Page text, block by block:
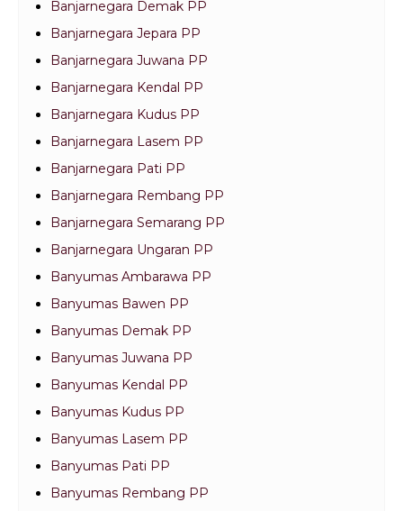
Banjarnegara Demak PP
Banjarnegara Jepara PP
Banjarnegara Juwana PP
Banjarnegara Kendal PP
Banjarnegara Kudus PP
Banjarnegara Lasem PP
Banjarnegara Pati PP
Banjarnegara Rembang PP
Banjarnegara Semarang PP
Banjarnegara Ungaran PP
Banyumas Ambarawa PP
Banyumas Bawen PP
Banyumas Demak PP
Banyumas Juwana PP
Banyumas Kendal PP
Banyumas Kudus PP
Banyumas Lasem PP
Banyumas Pati PP
Banyumas Rembang PP